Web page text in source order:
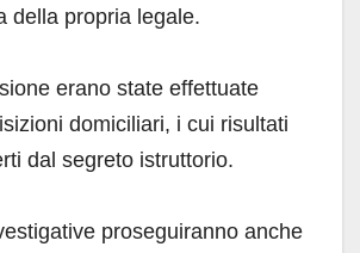
della propria legale.
erano state effettuate
domiciliari, i cui risultati
dal segreto istruttorio.
proseguiranno anche